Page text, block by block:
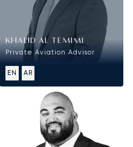
KHALID AL TEMIMI
Private Aviation Advisor
EN AR